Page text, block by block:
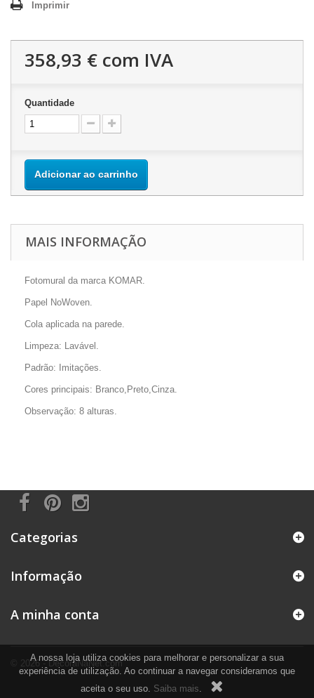
Imprimir
358,93 € com IVA
Quantidade
Adicionar ao carrinho
MAIS INFORMAÇÃO
Fotomural da marca KOMAR.
Papel NoWoven.
Cola aplicada na parede.
Limpeza: Lavável.
Padrão: Imitações.
Cores principais: Branco,Preto,Cinza.
Observação: 8 alturas.
Categorias
Informação
© 2026 - DecoraNaNet.com
A minha conta
A nossa loja utiliza cookies para melhorar e personalizar a sua
experiência de utilização. Ao continuar a navegar consideramos que
aceita o seu uso. Saiba mais.